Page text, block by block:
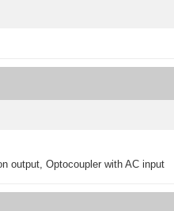
output, Optocoupler with AC input